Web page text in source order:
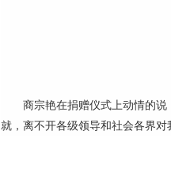
商宗艳在捐赠仪式上动情的说，
就，离不开各级领导和社会各界